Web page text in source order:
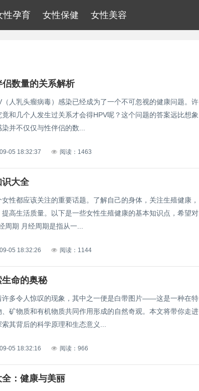
性孕育 女性保健 女性美容
数量的关系解析
人乳头瘤病毒）感染已经成为了一个不可忽视的健康问题。许
和几个人发生过关系才会得HPV呢？这个问题的答案远比想象
并不仅仅与性伴侣的数...
05 18:32:37 阅读：1463
大全
性都应该关注的重要话题。了解自己的身体，关注生殖健康，
高生活质量。以下是一些女性生殖健康的基本知识点，希望对
周期 月经周期是指从一...
05 18:32:26 阅读：1144
命的奥秘
许多令人惊叹的现象，其中之一便是白带图片——这是一种在特
矿物质和有机物质共同作用形成的自然奇观。本文将带你走进
其背后的科学原理和生态意义...
05 18:32:16 阅读：966
：健康与美丽